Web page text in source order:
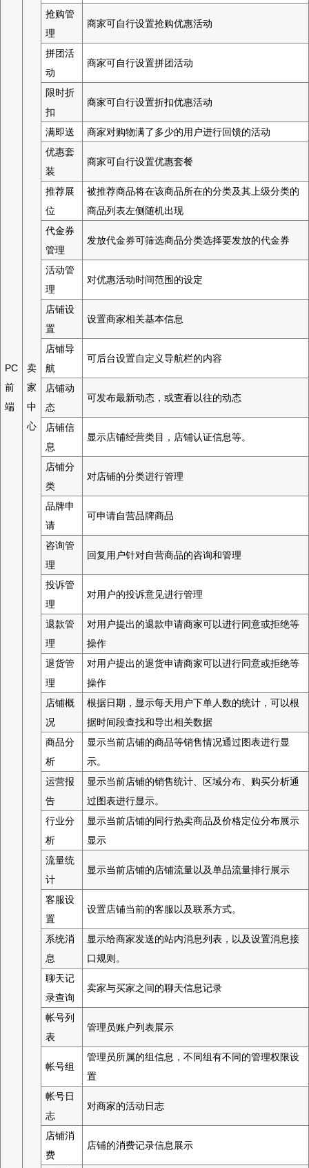
PC
前
端
卖
家
中
心
抢购管
理
商家可自行设置抢购优惠活动
拼团活
动
商家可自行设置拼团活动
限时折
扣
商家可自行设置折扣优惠活动
满即送
商家对购物满了多少的用户进行回馈的活动
优惠套
装
商家可自行设置优惠套餐
推荐展
位
被推荐商品将在该商品所在的分类及其上级分类的
商品列表左侧随机出现
代金券
管理
发放代金券可筛选商品分类选择要发放的代金券
活动管
理
对优惠活动时间范围的设定
店铺设
置
设置商家相关基本信息
店铺导
航
可后台设置自定义导航栏的内容
店铺动
态
可发布最新动态，或查看以往的动态
店铺信
息
显示店铺经营类目，店铺认证信息等。
店铺分
类
对店铺的分类进行管理
品牌申
请
可申请自营品牌商品
咨询管
理
回复用户针对自营商品的咨询和管理
投诉管
理
对用户的投诉意见进行管理
退款管
理
对用户提出的退款申请商家可以进行同意或拒绝等
操作
退货管
理
对用户提出的退货申请商家可以进行同意或拒绝等
操作
店铺概
况
根据日期，显示每天用户下单人数的统计，可以根
据时间段查找和导出相关数据
商品分
析
显示当前店铺的商品等销售情况通过图表进行显
示。
运营报
告
显示当前店铺的销售统计、区域分布、购买分析通
过图表进行显示。
行业分
析
显示当前店铺的同行热卖商品及价格定位分布展示
显示
流量统
计
显示当前店铺的店铺流量以及单品流量排行展示
客服设
置
设置店铺当前的客服以及联系方式。
系统消
息
显示给商家发送的站内消息列表，以及设置消息接
口规则。
聊天记
录查询
卖家与买家之间的聊天信息记录
帐号列
表
管理员账户列表展示
帐号组
管理员所属的组信息，不同组有不同的管理权限设
置
帐号日
志
对商家的活动日志
店铺消
费
店铺的消费记录信息展示